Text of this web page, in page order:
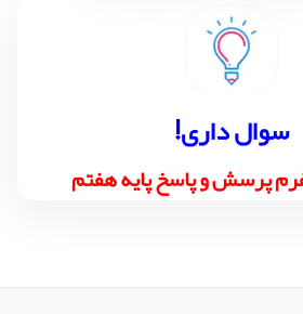
!سوال داری
پرسش و پاسخ پایه هفتم